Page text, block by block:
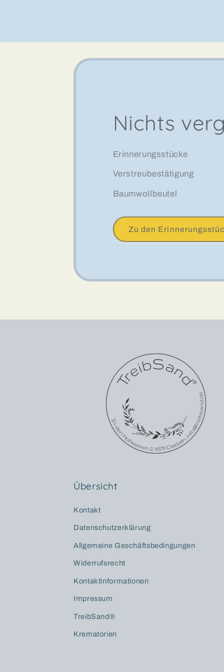
Nichts
Erinnerungsstücke
Verstreubestätigung
Baumwollbeutel
Zu den
Übersicht
Kontakt
Datenschutzerklärung
Allgemeine Geschäftsbedingungen
Widerrufsrecht
Kontaktinformationen
Impressum
TreibSand®
Krematorien